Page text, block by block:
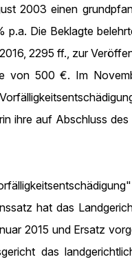
2003 einen
Die Beklagte
2295 ff., zur
von 500 €. Im
ihre auf Abschluss
hat das
2015 und Ersatz
das